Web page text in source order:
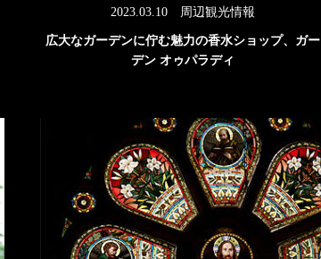
2023.03.10 周辺観光情報
広大なガーデンに佇む魅力の香水ショップ、ガー
デン オゥパラディ